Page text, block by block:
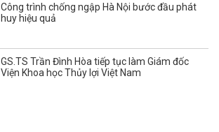
Công trình chống ngập Hà Nội bước đầu phát
huy hiệu quả
GS.TS Trần Đình Hòa tiếp tục làm Giám đốc
Viện Khoa học Thủy lợi Việt Nam